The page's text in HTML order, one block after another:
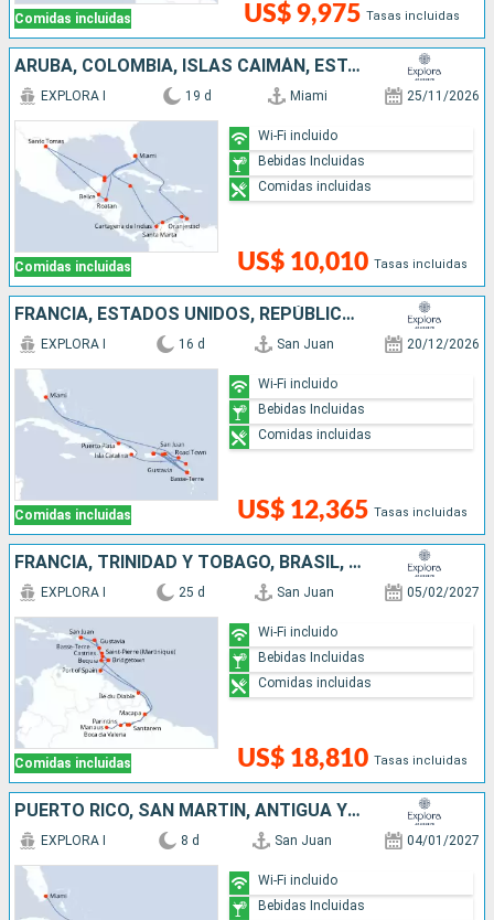
Comidas incluidas US$ 9,975 Tasas incluidas
ARUBA, COLOMBIA, ISLAS CAIMÁN, ESTADOS UNIDOS, MÉXICO, BELICE, HONDURAS
Comidas incluidas
EXPLORA I 19 d Miami 25/11/2026
US$ 10,010 Tasas incluidas
Wi-Fi incluido
Bebidas Incluidas
Comidas incluidas
FRANCIA, ESTADOS UNIDOS, REPÚBLICA DOMINICANA, ANTIGUA Y BARBUDA, PUERTO RICO
Comidas incluidas
EXPLORA I 16 d San Juan 20/12/2026
US$ 12,365 Tasas incluidas
Wi-Fi incluido
Bebidas Incluidas
Comidas incluidas
FRANCIA, TRINIDAD Y TOBAGO, BRASIL, ANTIGUA Y BARBUDA, SAN VINCENT Y LAS GRANADINAS, BARBADOS, SANTA LUCIA, PUERTO RICO
Comidas incluidas
EXPLORA I 25 d San Juan 05/02/2027
US$ 18,810 Tasas incluidas
Wi-Fi incluido
Bebidas Incluidas
Comidas incluidas
PUERTO RICO, SAN MARTÍN, ANTIGUA Y BARBUDA, REINO UNIDO, ESTADOS UNIDOS
EXPLORA I 8 d San Juan 04/01/2027
Wi-Fi incluido
Bebidas Incluidas